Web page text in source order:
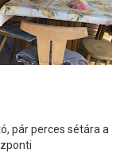
pár perces sétára a